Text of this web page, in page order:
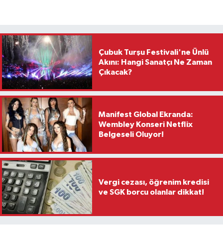
Çubuk Turşu Festivali'ne Ünlü
Akını: Hangi Sanatçı Ne Zaman
Çıkacak?
Manifest Global Ekranda:
Wembley Konseri Netflix
Belgeseli Oluyor!
Vergi cezası, öğrenim kredisi
ve SGK borcu olanlar dikkat!